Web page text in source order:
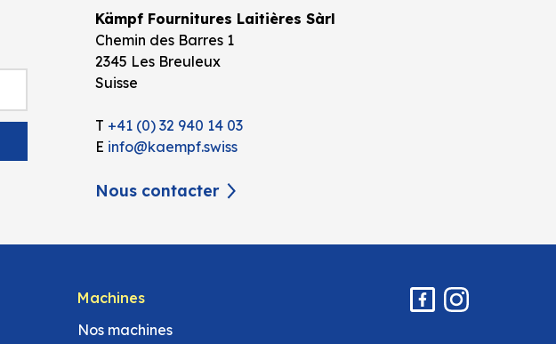
Kämpf Fournitures Laitières Sàrl
Chemin des Barres 1
2345 Les Breuleux
Suisse
T +41 (0) 32 940 14 03
E info@kaempf.swiss
Nous contacter
Machines
Nos machines